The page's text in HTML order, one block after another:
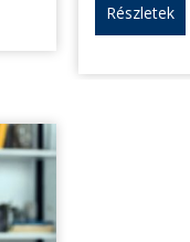
Részletek